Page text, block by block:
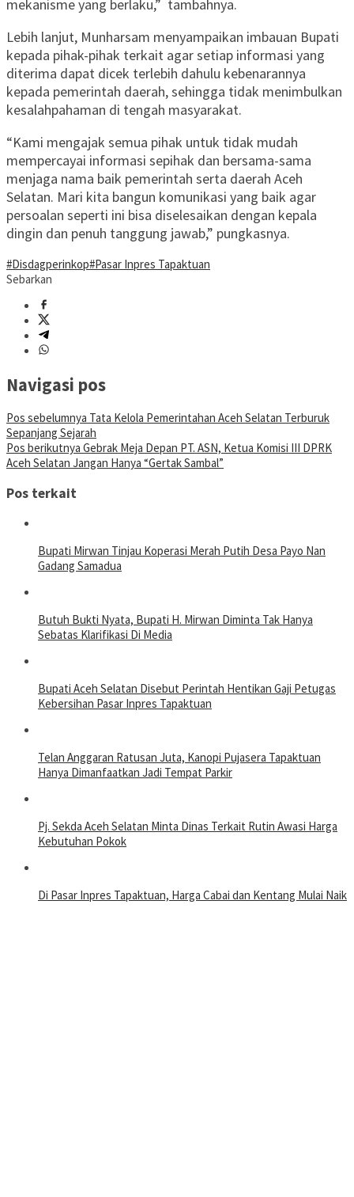
mekanisme yang berlaku,” tambahnya.
Lebih lanjut, Munharsam menyampaikan imbauan Bupati
kepada pihak-pihak terkait agar setiap informasi yang
diterima dapat dicek terlebih dahulu kebenarannya
kepada pemerintah daerah, sehingga tidak menimbulkan
kesalahpahaman di tengah masyarakat.
“Kami mengajak semua pihak untuk tidak mudah
mempercayai informasi sepihak dan bersama-sama
menjaga nama baik pemerintah serta daerah Aceh
Selatan. Mari kita bangun komunikasi yang baik agar
persoalan seperti ini bisa diselesaikan dengan kepala
dingin dan penuh tanggung jawab,” pungkasnya.
#Disdagperinkop#Pasar Inpres Tapaktuan
Sebarkan
Navigasi pos
Pos sebelumnya Tata Kelola Pemerintahan Aceh Selatan Terburuk
Sepanjang Sejarah
Pos berikutnya Gebrak Meja Depan PT. ASN, Ketua Komisi III DPRK
Aceh Selatan Jangan Hanya “Gertak Sambal”
Pos terkait
Bupati Mirwan Tinjau Koperasi Merah Putih Desa Payo Nan
Gadang Samadua
Butuh Bukti Nyata, Bupati H. Mirwan Diminta Tak Hanya
Sebatas Klarifikasi Di Media
Bupati Aceh Selatan Disebut Perintah Hentikan Gaji Petugas
Kebersihan Pasar Inpres Tapaktuan
Telan Anggaran Ratusan Juta, Kanopi Pujasera Tapaktuan
Hanya Dimanfaatkan Jadi Tempat Parkir
Pj. Sekda Aceh Selatan Minta Dinas Terkait Rutin Awasi Harga
Kebutuhan Pokok
Di Pasar Inpres Tapaktuan, Harga Cabai dan Kentang Mulai Naik